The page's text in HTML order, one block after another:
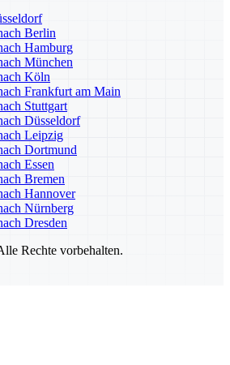
Berlin
Hamburg
München
Köln
Frankfurt am Main
Stuttgart
Düsseldorf
Leipzig
Dortmund
Essen
Bremen
Hannover
Nürnberg
Dresden
Rechte vorbehalten.